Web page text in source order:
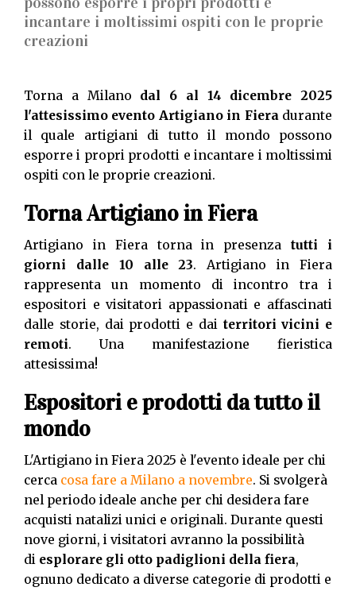
incantare i moltissimi ospiti con le proprie
creazioni
Torna a Milano dal 6 al 14 dicembre 2025
l'attesissimo evento Artigiano in Fieradurante
il quale artigiani di tutto il mondo possono
esporre i propri prodotti e incantare i moltissimi
ospiti con le proprie creazioni.
Torna Artigiano in Fiera
Artigiano in Fiera torna in presenzatutti i
giorni dalle 10 alle 23. Artigiano in Fiera
rappresenta un momento di incontro tra i
espositori e visitatori appassionati e affascinati
dalle storie, dai prodotti e dai territori vicini e
remoti. Una manifestazione fieristica
attesissima!
Espositori e prodotti da tutto il
mondo
L'Artigiano in Fiera 2025 è l'evento ideale per chi
cerca cosa fare a Milano a novembre. Si svolgerà
nel periodo ideale anche per chi desidera fare
acquisti natalizi unici e originali. Durante questi
nove giorni, i visitatori avranno la possibilità
di esplorare gli otto padiglioni della fiera,
ognuno dedicato a diverse categorie di prodotti e